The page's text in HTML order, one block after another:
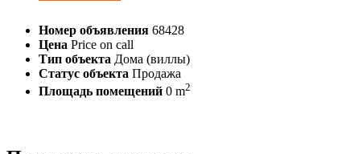
Номер объявления 68428
Цена Price on call
Тип объекта Дома (виллы)
Статус объекта Продажа
Площадь помещений 0 m2